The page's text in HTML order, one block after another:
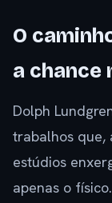
O
a chance
Dolph
trabalhos que,
estúdios
apenas o